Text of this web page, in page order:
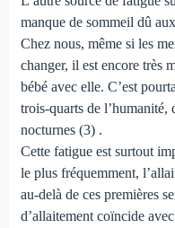
manque de sommeil dû
Chez nous, même si les
changer, il est encore très
bébé avec elle. C’est
trois-quarts de l’humanité,
nocturnes (3) .
Cette fatigue est surtout
le plus fréquemment,
au-delà de ces premières
d’allaitement coïncide